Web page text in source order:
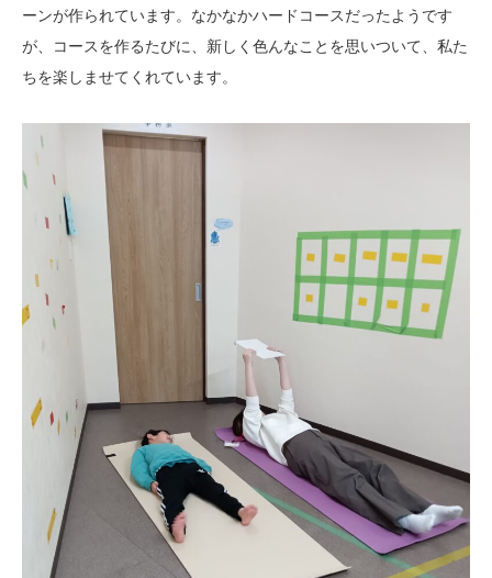
ーンが作られています。なかなかハードコースだったようです
が、コースを作るたびに、新しく色んなことを思いついて、私た
ちを楽しませてくれています。